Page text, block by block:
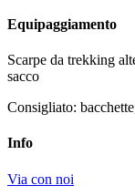
Equipaggiamento
Scarpe da trekking
sacco
Consigliato:
Info
Via con noi